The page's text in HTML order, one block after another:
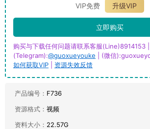
VIP免费
升级VIP
立即购买
购买与下载任何问题请联系客服(Line)8914153 |
(Telegram):@guoxueyouke | (微信
如何获取VIP
资源失效反馈
产品编号： F736
资源格式： 视频
资料大小： 22.57G